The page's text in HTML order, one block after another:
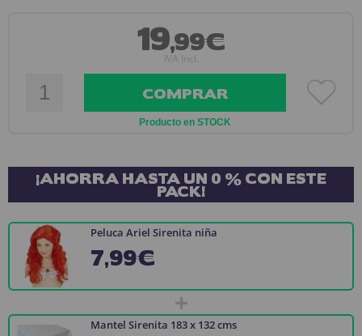
19,99€
IVA Incl.
COMPRAR
Producto en STOCK
¡AHORRA HASTA UN 0 % CON ESTE
PACK!
Peluca Ariel Sirenita niña
7,99€
+
Mantel Sirenita 183 x 132 cms